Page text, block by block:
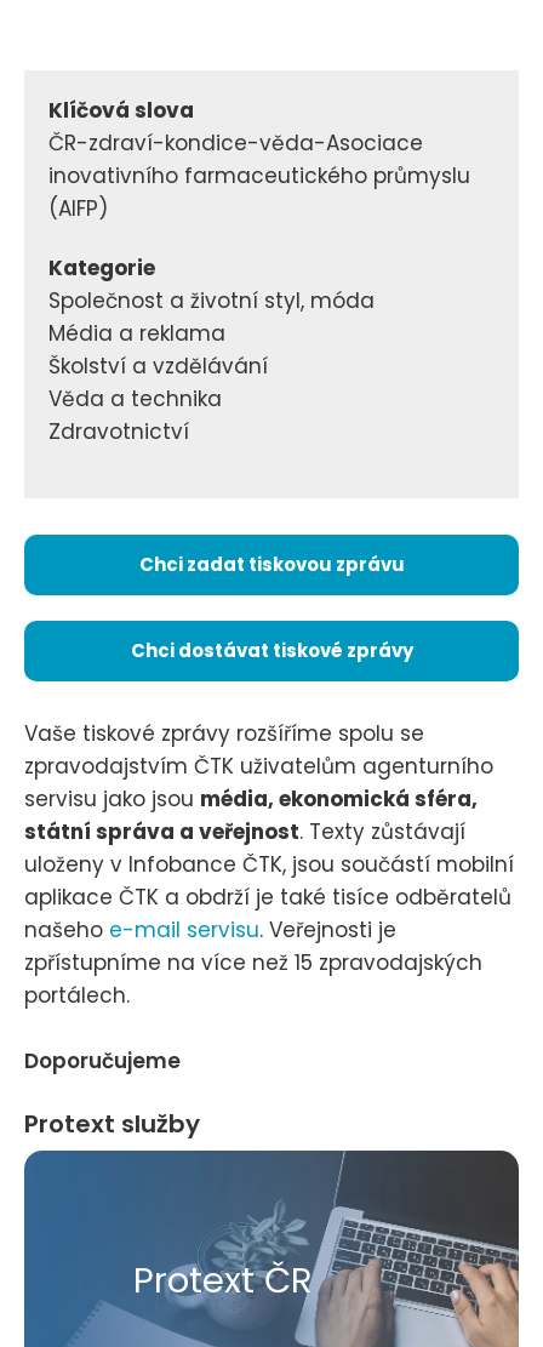
Klíčová slova
ČR-zdraví-kondice-věda-Asociace
inovativního farmaceutického průmyslu
(AIFP)
Kategorie
Společnost a životní styl, móda
Média a reklama
Školství a vzdělávání
Věda a technika
Zdravotnictví
Chci zadat tiskovou zprávu
Chci dostávat tiskové zprávy
Vaše tiskové zprávy rozšíříme spolu se
zpravodajstvím ČTK uživatelům agenturního
servisu jako jsou média, ekonomická sféra,
státní správa a veřejnost. Texty zůstávají
uloženy v Infobance ČTK, jsou součástí mobilní
aplikace ČTK a obdrží je také tisíce odběratelů
našeho e-mail servisu. Veřejnosti je
zpřístupníme na více než 15 zpravodajských
portálech.
Doporučujeme
Protext služby
Protext ČR